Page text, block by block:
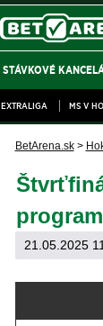
STÁVKOVÉ
EXTRALIGA MS V
BetArena.sk >
21.05.2025